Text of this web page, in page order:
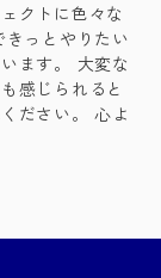
クトに色々な
っとやりたい
ます。 大変な
感じられると
ださい。 心よ